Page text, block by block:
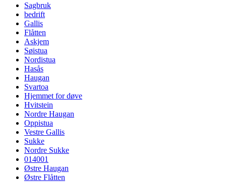
Sagbruk
bedrift
Gallis
Flåtten
Askjem
Søistua
Nordistua
Hasås
Haugan
Svartoa
Hjemmet for døve
Hvitstein
Nordre Haugan
Oppistua
Vestre Gallis
Sukke
Nordre Sukke
014001
Østre Haugan
Østre Flåtten